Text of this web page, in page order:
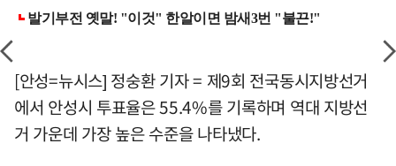
[안성=뉴시스] 정숭환 기자 = 제9회 전국동시지방선거
에서 안성시 투표율은 55.4%를 기록하며 역대 지방선
거 가운데 가장 높은 수준을 나타냈다.